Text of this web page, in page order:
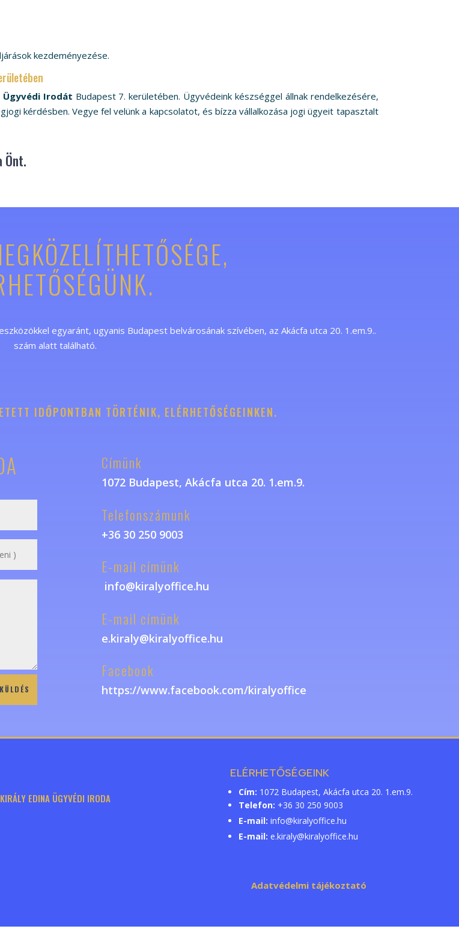
kezdeményezése.
Ügyvédi Irodát Budapest 7. kerületében. Ügyvédeink készséggel állnak rendelkezésére,
kérdésben. Vegye fel velünk a kapcsolatot, és bízza vállalkozása jogi ügyeit tapasztalt
Önt.
egyaránt, ugyanis Budapest belvárosának szívében, az Akácfa utca 20. 1.em.9..
szám alatt található.
IDŐPONTBAN TÖRTÉNIK, ELÉRHETŐSÉGEINKEN.
KÜLDÉS
Címünk
1072 Budapest, Akácfa utca 20. 1.em.9.
Telefonszámunk
+36 30 250 9003
E-mail címünk
info@kiralyoffice.hu
E-mail címünk
e.kiraly@kiralyoffice.hu
Facebook
https://www.facebook.com/kiralyoffice
KIRÁLY EDINA ÜGYVÉDI IRODA
ELÉRHETŐSÉGEINK
Cím: 1072 Budapest, Akácfa utca 20. 1.em.9.
Telefon: +36 30 250 9003
E-mail: info@kiralyoffice.hu
E-mail: e.kiraly@kiralyoffice.hu
Adatvédelmi tájékoztató